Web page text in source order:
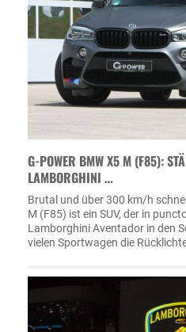
G-POWER BMW X5 M (F85):
LAMBORGHINI …
Brutal und über 300 km/h
M (F85) ist ein SUV, der in
Lamborghini Aventador in den
vielen Sportwagen die